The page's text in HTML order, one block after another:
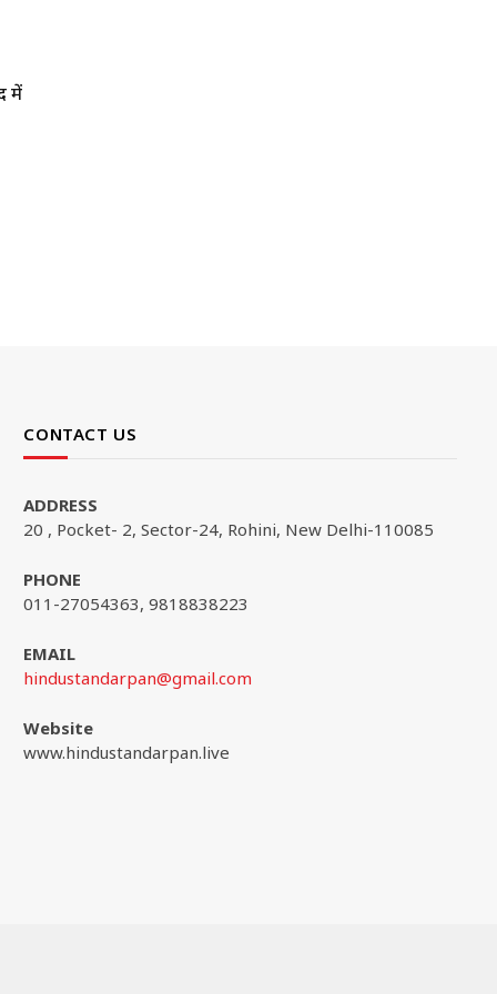
में
CONTACT US
ADDRESS
20 , Pocket- 2, Sector-24, Rohini, New Delhi-110085
PHONE
011-27054363, 9818838223
EMAIL
hindustandarpan@gmail.com
Website
www.hindustandarpan.live